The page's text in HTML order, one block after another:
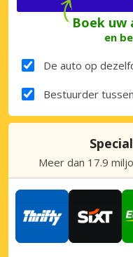
Boek uw
en
De auto op
Bestuurder
Meer dan 17.9